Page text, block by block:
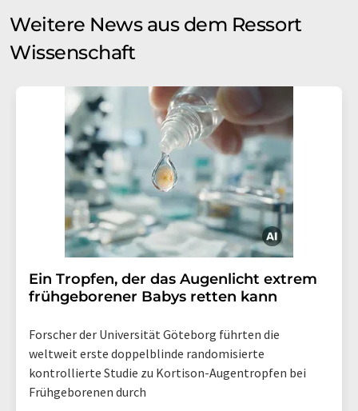
Weitere News aus dem Ressort
Wissenschaft
Ein Tropfen, der das Augenlicht extrem
frühgeborener Babys retten kann
Forscher der Universität Göteborg führten die
weltweit erste doppelblinde randomisierte
kontrollierte Studie zu Kortison-Augentropfen bei
Frühgeborenen durch